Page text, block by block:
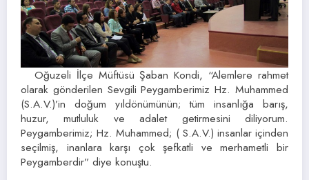
Oğuzeli İlçe Müftüsü Şaban Kondi, “Alemlere rahmet
olarak gönderilen Sevgili Peygamberimiz Hz. Muhammed
(S.A.V.)’in doğum yıldönümünün; tüm insanlığa barış,
huzur, mutluluk ve adalet getirmesini diliyorum.
Peygamberimiz; Hz. Muhammed; ( S.A.V.) insanlar içinden
seçilmiş, inanlara karşı çok şefkatli ve merhametli bir
Peygamberdir” diye konuştu.